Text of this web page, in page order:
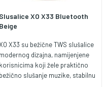
Slusalice XO X33 Bluetooth
Beige
X33 su bežične TWS slušalice
modernog dizajna, namijenjene
korisnicima koji žele praktično
bežično slušanje muzike, stabilnu